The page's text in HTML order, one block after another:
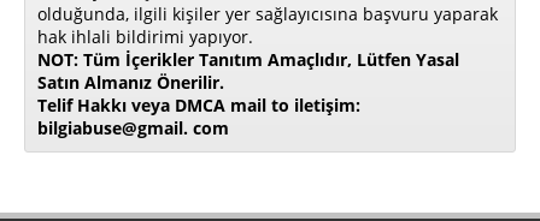
olduğunda, ilgili kişiler yer sağlayıcısına başvuru yaparak
hak ihlali bildirimi yapıyor.
NOT: Tüm İçerikler Tanıtım Amaçlıdır, Lütfen Yasal
Satın Almanız Önerilir.
Telif Hakkı veya DMCA mail to iletişim:
bilgiabuse@gmail. com